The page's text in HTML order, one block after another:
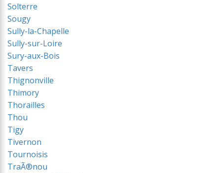
Solterre
Sougy
Sully-la-Chapelle
Sully-sur-Loire
Sury-aux-Bois
Tavers
Thignonville
Thimory
Thorailles
Thou
Tigy
Tivernon
Tournoisis
TraÃ®nou